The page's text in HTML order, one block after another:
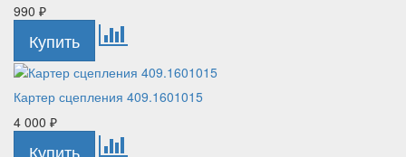
990 ₽
Картер сцепления 409.1601015
4 000 ₽